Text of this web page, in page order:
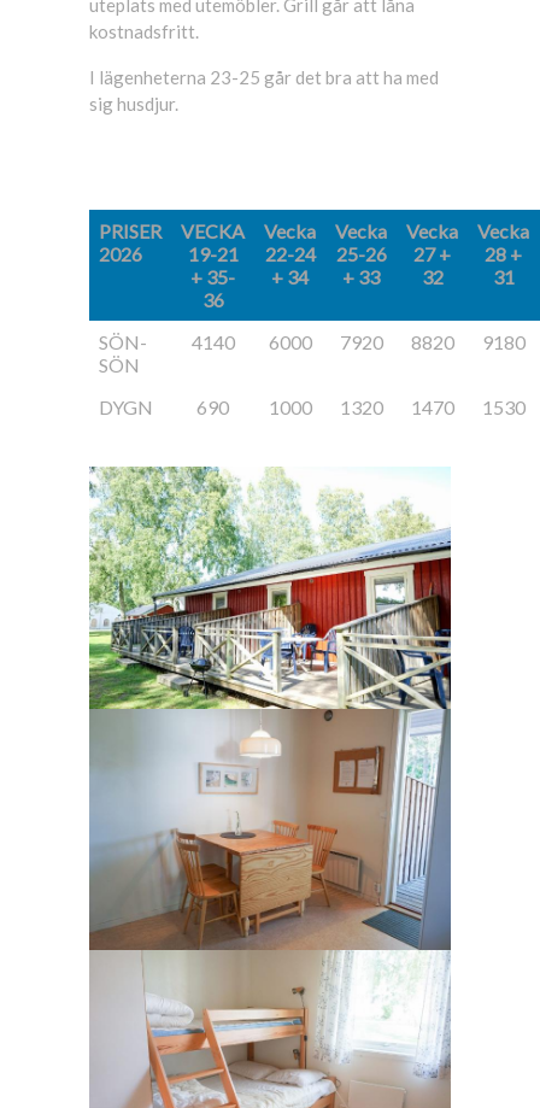
uteplats med utemöbler. Grill går att låna
kostnadsfritt.
I lägenheterna 23-25 går det bra att ha med
sig husdjur.
PRISER
2026
VECKA
19-21
+ 35-
36
Vecka
22-24
+ 34
Vecka
25-26
+ 33
Vecka
27 +
32
Vecka
28 +
31
SÖN-
SÖN
4140 6000 7920 8820 9180
DYGN 690 1000 1320 1470 1530